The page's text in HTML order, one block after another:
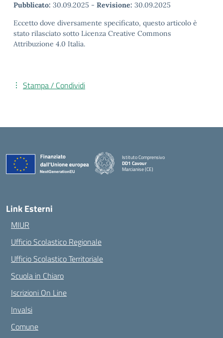
Pubblicato: 30.09.2025 - Revisione: 30.09.2025
Eccetto dove diversamente specificato, questo articolo è
stato rilasciato sotto Licenza Creative Commons
Attribuzione 4.0 Italia.
Stampa / Condividi
Istituto Comprensivo
DD1 Cavour
Marcianise (CE)
Link Esterni
MIUR
Ufficio Scolastico Regionale
Ufficio Scolastico Territoriale
Scuola in Chiaro
Iscrizioni On Line
Invalsi
Comune